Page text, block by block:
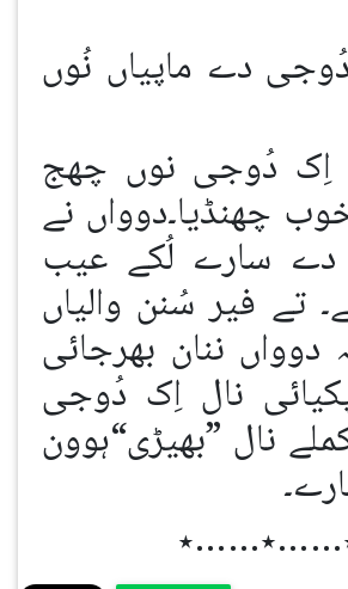
دے ماپیاں نُوں
اِک دُوجی نوں چھج
چھنڈیا۔دوواں نے
سارے لُکے عیب
تے فیر سُنن والیاں
دوواں ننان بھرجائی
نال اِک دُوجی
نال ”بھیڑی“ہوون